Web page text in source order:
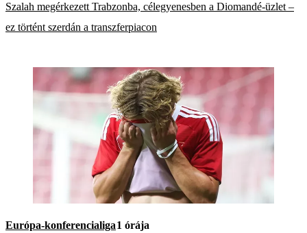
Szalah megérkezett Trabzonba, célegyenesben a Diomandé-üzlet –
ez történt szerdán a transzferpiacon
Európa-konferencialiga1 órája